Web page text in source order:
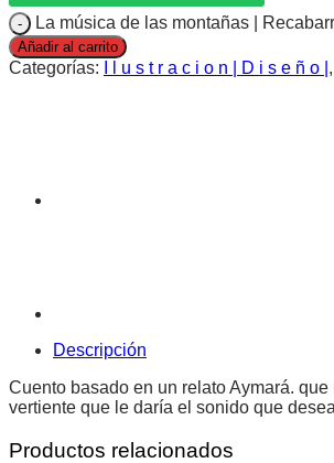
La música de las montañas |
Añadir al carrito
Categorías: I l u s t r a c i o n | D i s e ñ o | ,
Descripción
Cuento basado en un relato Aymará.
vertiente que le daría el sonido que
Productos relacionados